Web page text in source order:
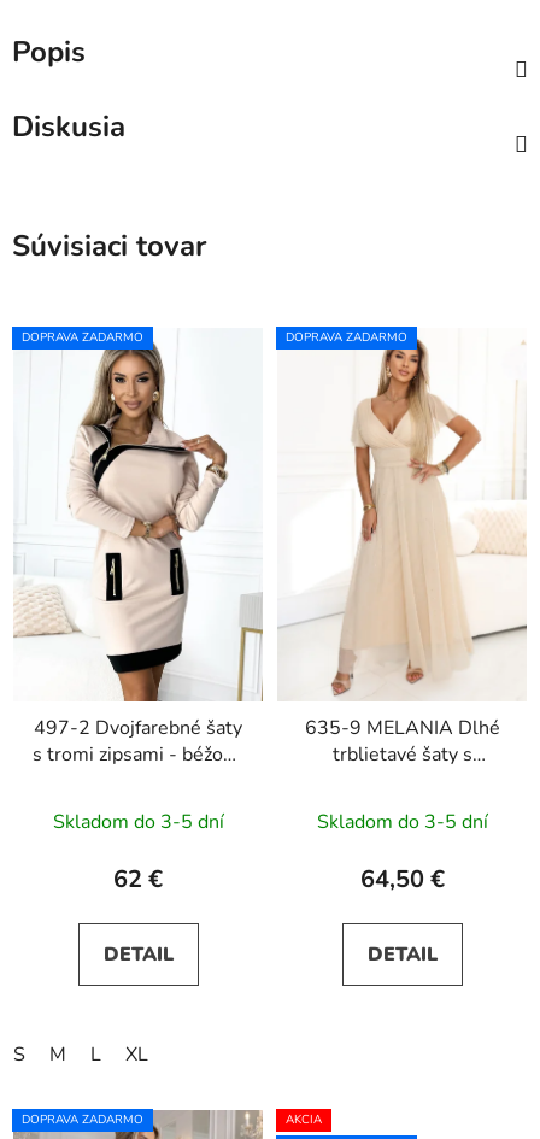
Popis
Diskusia
Súvisiaci tovar
DOPRAVA ZADARMO
497-2 Dvojfarebné šaty
s tromi zipsami - béžové
Skladom do 3-5 dní
62 €
DETAIL
S M L XL
DOPRAVA ZADARMO
635-9 MELANIA Dlhé
trblietavé šaty s
rukávmi - béžové
Skladom do 3-5 dní
64,50 €
DETAIL
DOPRAVA ZADARMO
AKCIA